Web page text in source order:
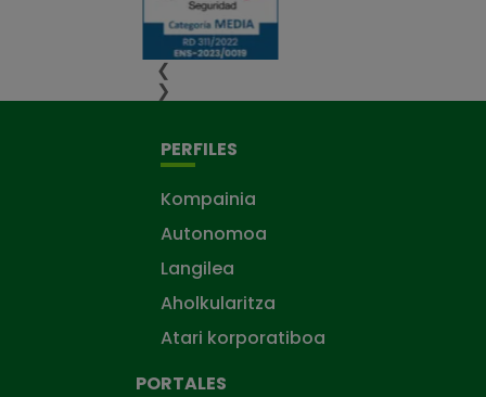
❮
❯
PERFILES
Kompainia
Autonomoa
Langilea
Aholkularitza
Atari korporatiboa
PORTALES